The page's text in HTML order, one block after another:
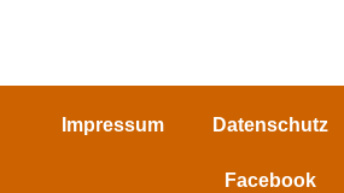
Impressum Datenschutz
Facebook